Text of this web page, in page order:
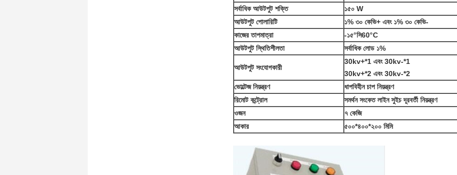
সর্বাধিক আউটপুট শক্তি
১৫০ W
আউটপুট পোলারিটি
১% ৩০ কেভি+ এবং ১% ৩০ কেভি-
কাজের তাপমাত্রা
-১৫°সি60°C
আউটপুট স্থিতিশীলতা
সর্বাধিক লোড ১%
আউটপুট সংযোগকারী
30kv+*1 এবং 30kv-*1
30kv+*2 এবং 30kv-*2
ভোল্টেজ নিয়ন্ত্রণ
ধাপবিহীন চাপ নিয়ন্ত্রণ
রিমোট কন্ট্রোল
সমর্থন সংকেত লাইন সুইচ দূরবর্তী নিয়ন্ত্রণ
ওজন
৭ কেজি
আকার
৫০০*৪০০*২০০ মিমি